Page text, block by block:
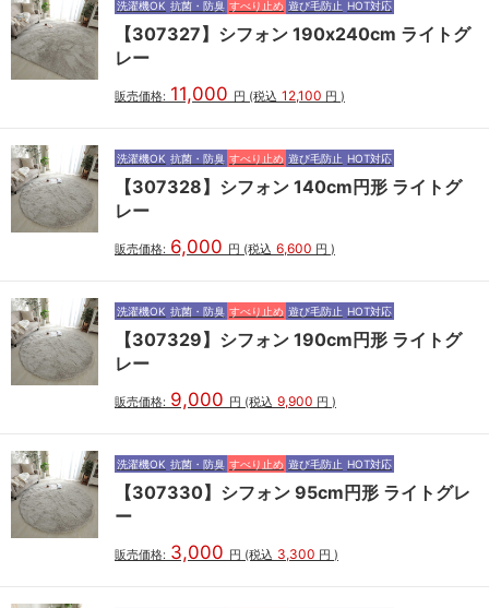
洗濯機OK 抗菌・防臭 すべり止め 遊び毛防止 HOT対応
【307327】シフォン 190x240cm ライトグ
レー
販売価格: 11,000 円 (税込 12,100 円 )
洗濯機OK 抗菌・防臭 すべり止め 遊び毛防止 HOT対応
【307328】シフォン 140cm円形 ライトグ
レー
販売価格: 6,000 円 (税込 6,600 円 )
洗濯機OK 抗菌・防臭 すべり止め 遊び毛防止 HOT対応
【307329】シフォン 190cm円形 ライトグ
レー
販売価格: 9,000 円 (税込 9,900 円 )
洗濯機OK 抗菌・防臭 すべり止め 遊び毛防止 HOT対応
【307330】シフォン 95cm円形 ライトグレ
ー
販売価格: 3,000 円 (税込 3,300 円 )